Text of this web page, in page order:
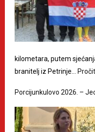
kilometara, putem
branitelj iz Petrinje…
Porcijunkulovo 2026. –